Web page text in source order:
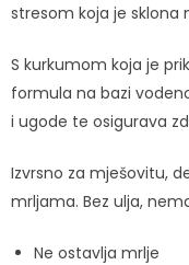
stresom koja je sklona
S kurkumom koja je
formula na bazi
i ugode te osigurava
Izvrsno za mješovitu,
mrljama. Bez ulja,
Ne ostavlja mrlje